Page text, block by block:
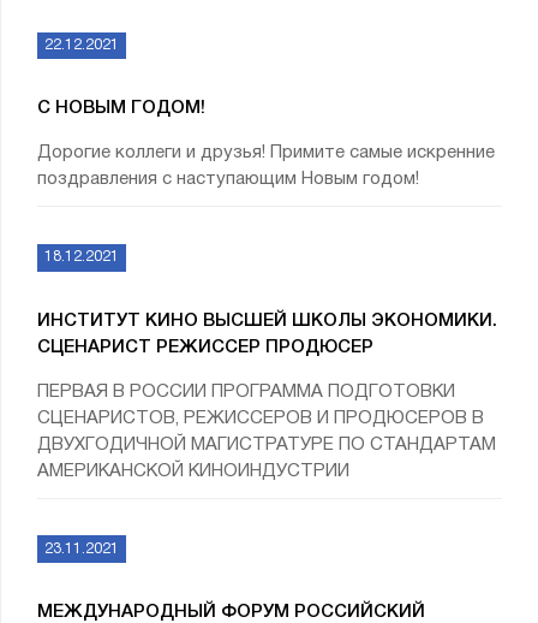
22.12.2021
С НОВЫМ ГОДОМ!
Дорогие коллеги и друзья! Примите самые искренние
поздравления с наступающим Новым годом!
18.12.2021
ИНСТИТУТ КИНО ВЫСШЕЙ ШКОЛЫ ЭКОНОМИКИ.
СЦЕНАРИСТ РЕЖИССЕР ПРОДЮСЕР
ПЕРВАЯ В РОССИИ ПРОГРАММА ПОДГОТОВКИ
СЦЕНАРИСТОВ, РЕЖИССЕРОВ И ПРОДЮСЕРОВ В
ДВУХГОДИЧНОЙ МАГИСТРАТУРЕ ПО СТАНДАРТАМ
АМЕРИКАНСКОЙ КИНОИНДУСТРИИ
23.11.2021
МЕЖДУНАРОДНЫЙ ФОРУМ РОССИЙСКИЙ